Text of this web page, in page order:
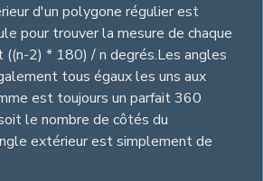
d'un polygone régulier est
pour trouver la mesure de chaque
((n-2) * 180) / n degrés.Les angles
tous égaux les uns aux
est toujours un parfait 360
le nombre de côtés du
extérieur est simplement de